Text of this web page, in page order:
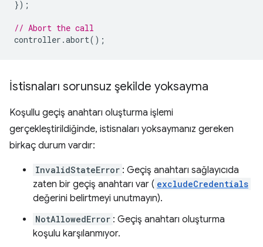
});
// Abort the call
controller .abort();
İstisnaları sorunsuz şekilde yoksayma
Koşullu geçiş anahtarı oluşturma işlemi
gerçekleştirildiğinde, istisnaları yoksaymanız gereken
birkaç durum vardır:
InvalidStateError : Geçiş anahtarı sağlayıcıda
zaten bir geçiş anahtarı var ( excludeCredentials
değerini belirtmeyi unutmayın).
NotAllowedError : Geçiş anahtarı oluşturma
koşulu karşılanmıyor.